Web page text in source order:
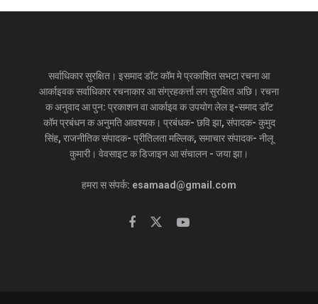
सर्वाधिकार सुरक्षित। इसमाद डॉट कॉम मे प्रकाशित सभटा रचना आ
आर्काइवक सर्वाधिकार रचनाकार आ संग्रहकर्त्ता लग सुरक्षित अछि। रचना
क अनुवाद आ पुन: प्रकाशन वा आर्काइव क उपयोग लेल इ-समाद डॉट
कॉम प्रबंधन क अनुमति आवश्यक। प्रबंधक- छवि झा, संपादक- कुमुद
सिंह, राजनीतिक संपादक- प्रीतिलता मल्लिक, समाचार संपादक- नीलू
कुमारी। वेवसाइट क डिजाइन आ संचालन - जया झा।
हमरा स संपर्क: esamaad@gmail.com